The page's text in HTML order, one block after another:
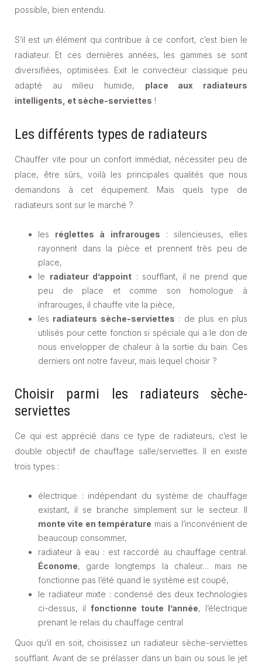
possible, bien entendu.
S’il est un élément qui contribue à ce confort, c’est bien le
radiateur. Et ces dernières années, les gammes se sont
diversifiées, optimisées. Exit le convecteur classique peu
adapté au milieu humide, place aux radiateurs
intelligents, et sèche-serviettes !
Les différents types de radiateurs
Chauffer vite pour un confort immédiat, nécessiter peu de
place, être sûrs, voilà les principales qualités que nous
demandons à cet équipement. Mais quels type de
radiateurs sont sur le marché ?
les réglettes à infrarouges : silencieuses, elles
rayonnent dans la pièce et prennent très peu de
place,
le radiateur d’appoint : soufflant, il ne prend que
peu de place et comme son homologue à
infrarouges, il chauffe vite la pièce,
les radiateurs sèche-serviettes : de plus en plus
utilisés pour cette fonction si spéciale qui a le don de
nous envelopper de chaleur à la sortie du bain. Ces
derniers ont notre faveur, mais lequel choisir ?
Choisir parmi les radiateurs sèche-
serviettes
Ce qui est apprécié dans ce type de radiateurs, c’est le
double objectif de chauffage salle/serviettes. Il en existe
trois types :
électrique : indépendant du système de chauffage
existant, il se branche simplement sur le secteur. Il
monte vite en température mais a l’inconvénient de
beaucoup consommer,
radiateur à eau : est raccordé au chauffage central.
Économe, garde longtemps la chaleur… mais ne
fonctionne pas l’été quand le système est coupé,
le radiateur mixte : condensé des deux technologies
ci-dessus, il fonctionne toute l’année, l’électrique
prenant le relais du chauffage central
Quoi qu’il en soit, choisissez un radiateur sèche-serviettes
soufflant. Avant de se prélasser dans un bain ou sous le jet